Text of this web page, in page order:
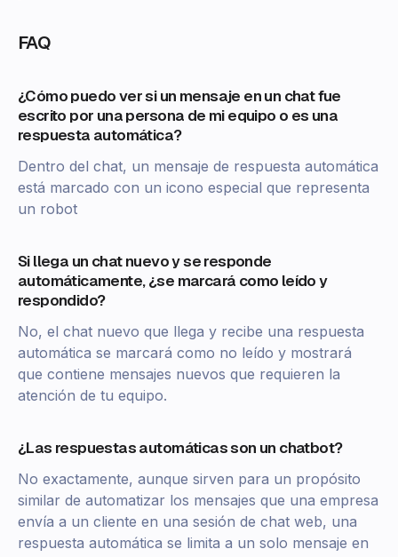
FAQ
¿Cómo puedo ver si un mensaje en un chat fue
escrito por una persona de mi equipo o es una
respuesta automática?
Dentro del chat, un mensaje de respuesta automática
está marcado con un icono especial que representa
un robot
Si llega un chat nuevo y se responde
automáticamente, ¿se marcará como leído y
respondido?
No, el chat nuevo que llega y recibe una respuesta
automática se marcará como no leído y mostrará
que contiene mensajes nuevos que requieren la
atención de tu equipo.
¿Las respuestas automáticas son un chatbot?
No exactamente, aunque sirven para un propósito
similar de automatizar los mensajes que una empresa
envía a un cliente en una sesión de chat web, una
respuesta automática se limita a un solo mensaje en